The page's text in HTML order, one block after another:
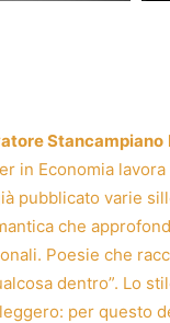
Stancampiano
in Economia
pubblicato varie
che
Poesie che
dentro”. Lo
per questo